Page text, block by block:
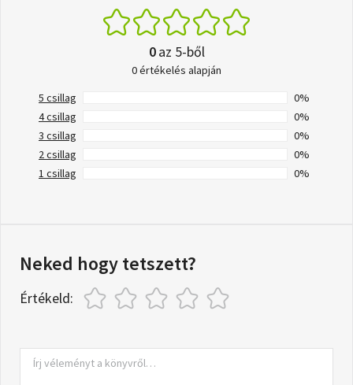
0az 5-ből
0 értékelés alapján
5 csillag
0%
4 csillag
0%
3 csillag
0%
2 csillag
0%
1 csillag
0%
Neked hogy tetszett?
Értékeld: